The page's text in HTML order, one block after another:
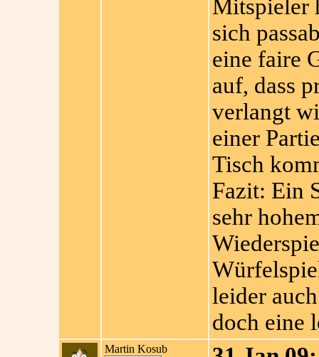
Mitspieler
sich
eine faire
auf, dass
verlangt
einer
Tisch
Fazit: Ein
sehr
leider
doch eine
Martin Kosub